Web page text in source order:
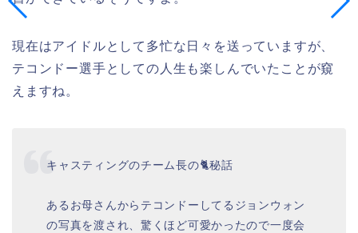
現在はアイドルとして多忙な日々を送っていますが、
テコンドー選手としての人生も楽しんでいたことが窺
えますね。
キャスティングのチーム長の🐈秘話
あるお母さんからテコンドーしてるジョンウォン
の写真を渡され、驚くほど可愛かったので一度会